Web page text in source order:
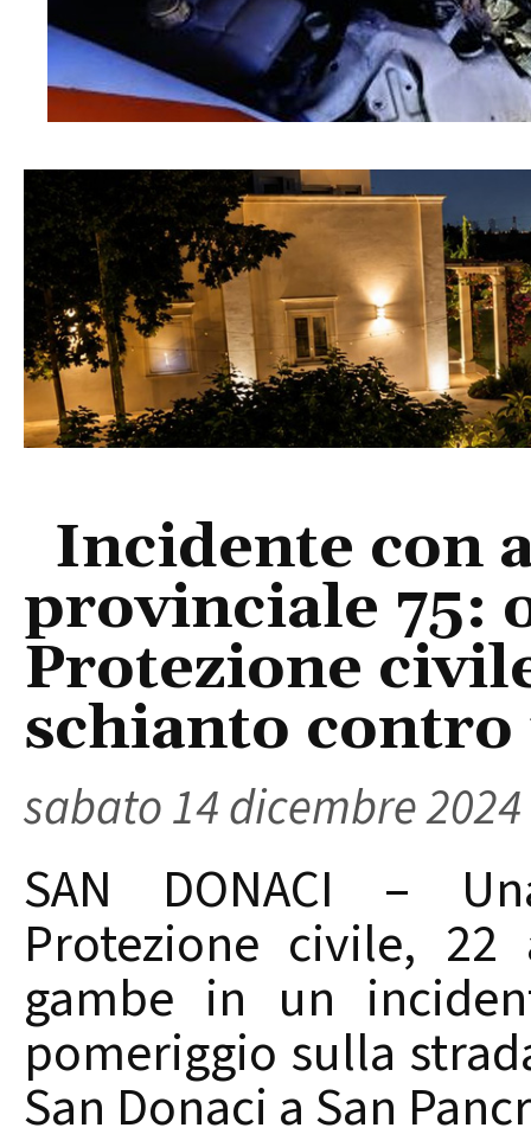
Incidente con
provinciale 75:
Protezione
schianto
sabato 14 dicembre 2024
SAN DONACI –
Protezione civile,
gambe in un
pomeriggio sulla
San Donaci a San